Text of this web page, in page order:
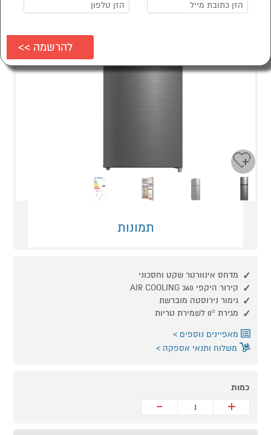
תמונות
מדחס אינוורטר שקט וחסכוני
קירור היקפי AIR COOLING 360
גימור נירוסטה מוברשת
מגירת 0° לשמירת טריות
מאפיינים נוספים
משלוח ותנאי אספקה
כמות
+
-